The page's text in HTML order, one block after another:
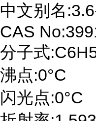
中文别名
CAS
分子式
沸点:0°C
闪光点:0°C